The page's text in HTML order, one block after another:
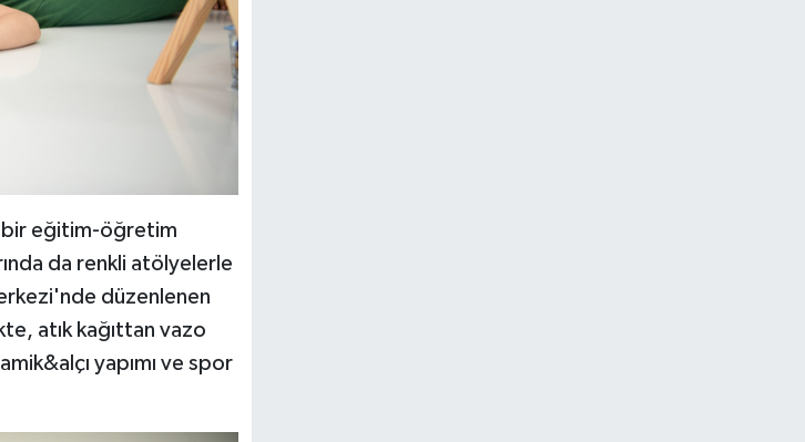
bir eğitim-öğretim
da renkli atölyelerle
düzenlenen
atık kağıttan vazo
yapımı ve spor